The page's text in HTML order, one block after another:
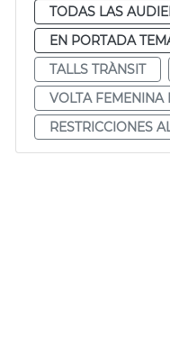
TODAS LAS
EN PORTADA
TALLS TRÀNSIT
VOLTA FEMENINA
RESTRICCIONES